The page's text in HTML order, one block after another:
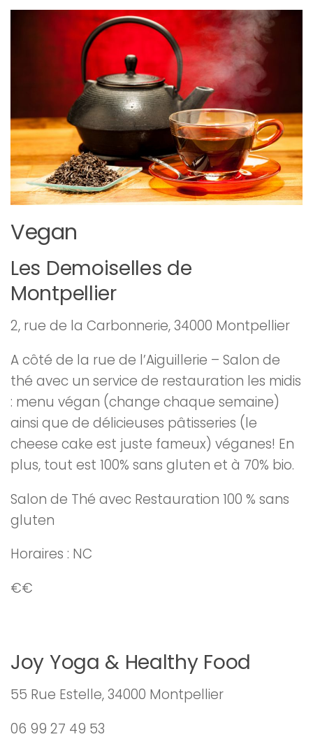
Vegan
Les Demoiselles de
Montpellier
2, rue de la Carbonnerie, 34000 Montpellier
A côté de la rue de l’Aiguillerie – Salon de
thé avec un service de restauration les midis
: menu végan (change chaque semaine)
ainsi que de délicieuses pâtisseries (le
cheese cake est juste fameux) véganes! En
plus, tout est 100% sans gluten et à 70% bio.
Salon de Thé avec Restauration 100 % sans
gluten
Horaires : NC
€€
Joy Yoga & Healthy Food
55 Rue Estelle, 34000 Montpellier
06 99 27 49 53